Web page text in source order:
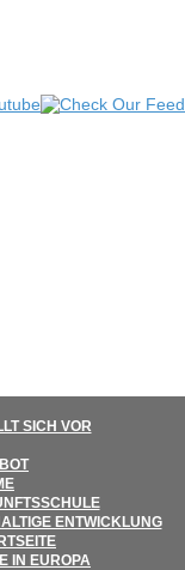
SICH VOR
ENTWICKLUNG
IN EUROPA